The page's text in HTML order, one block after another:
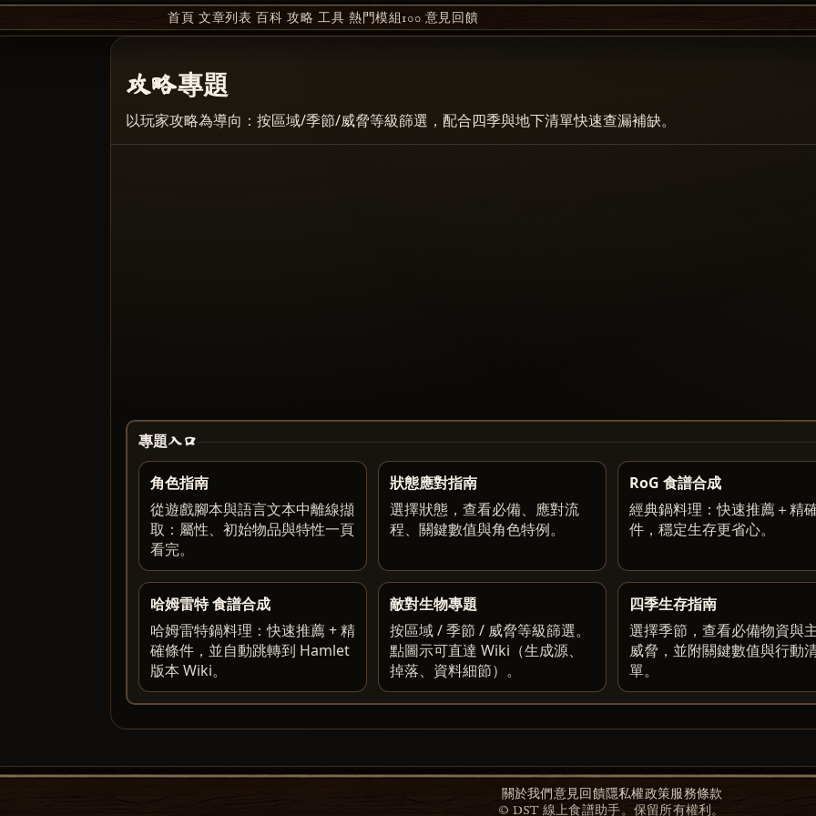
首頁 文章列表 百科 攻略 工具 熱門模組100 意見回饋
攻略專題
以玩家攻略為導向：按區域/季節/威脅等級篩選，配合四季與地下清單快速查漏補缺。
專題入口
角色指南
從遊戲腳本與語言文本中離線擷
取：屬性、初始物品與特性一頁
看完。
狀態應對指南
選擇狀態，查看必備、應對流
程、關鍵數值與角色特例。
RoG 食譜合成
經典鍋料理：快速推薦＋精
件，穩定生存更省心。
哈姆雷特 食譜合成
哈姆雷特鍋料理：快速推薦 + 精
確條件，並自動跳轉到 Hamlet
版本 Wiki。
敵對生物專題
按區域 / 季節 / 威脅等級篩選。
點圖示可直達 Wiki（生成源、
掉落、資料細節）。
四季生存指南
選擇季節，查看必備物資與
威脅，並附關鍵數值與行動
單。
關於我們意見回饋隱私權政策服務條款
© DST 線上食譜助手。保留所有權利。